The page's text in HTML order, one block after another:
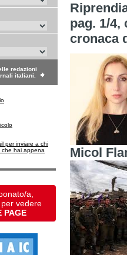
redazioni
italiani.
per inviare a chi
che hai appena
a,
vedere
PAGE
pag. 1/
cronaca
Micol